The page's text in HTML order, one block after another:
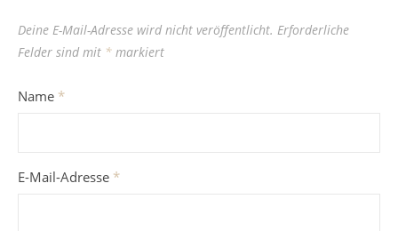
Deine E-Mail-Adresse wird nicht veröffentlicht. Erforderliche
Felder sind mit * markiert
Name *
E-Mail-Adresse *